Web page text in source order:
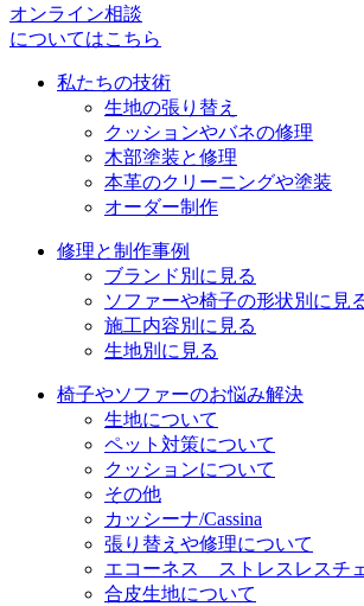
シ
ョ
オンライン相談
についてはこちら
私たちの技術
生地の張り替え
クッションやバネの修理
木部塗装と修理
本革のクリーニングや塗装
オーダー制作
修理と制作事例
ブランド別に見る
ソファーや椅子の形状別に見
施工内容別に見る
生地別に見る
椅子やソファーのお悩み解決
生地について
ペット対策について
クッションについて
その他
カッシーナ/Cassina
張り替えや修理について
エコーネス ストレスレスチ
合皮生地について